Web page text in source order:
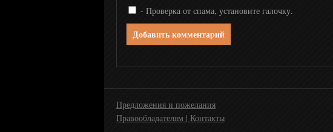
Сарафан
КВН
ОЦЕ
- Проверка от спама, установите галочку.
Добавить комментарий
Предложения и пожелания
Правообладателям | Контакты